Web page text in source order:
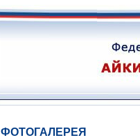
ФОТОГАЛЕРЕЯ